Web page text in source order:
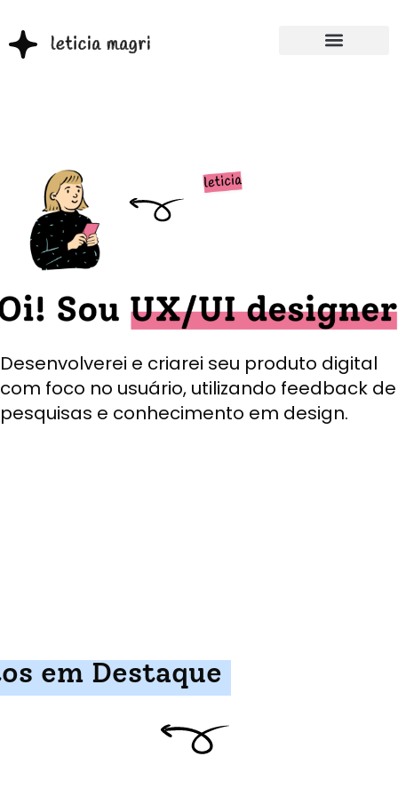
Desenvolverei e criarei seu produto digital
com foco no usuário, utilizando feedback de
pesquisas e conhecimento em design.
em Destaque